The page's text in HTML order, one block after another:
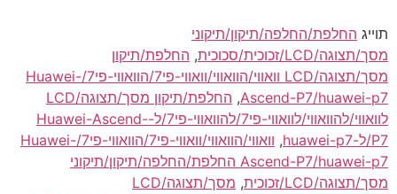
תוייג החלפת/החלפה/תיקון/תיקוני
מסך/תצוגה/LCD/זכוכית/סכוכית
, החלפת/תיקון
מסך/תצוגה/LCD וואווי/הוואווי/וואווי-פי7/הוואווי-פי7/Huawei-
Ascend-P7/huawei-p7
,
החלפת/תיקון מסך/תצוגה/LCD
לוואווי/להוואווי/לוואווי-פי7/להוואווי-פי7/ל-Huawei-Ascend-
P7/ל-huawei-p7
,
וואווי/הוואווי/וואווי-פי7/הוואווי-פי7/Huawei-
Ascend-P7/huawei-p7 החלפת/החלפה/תיקון/תיקוני
מסך/תצוגה/LCD/זכוכית
,
מסך/תצוגה/LCD